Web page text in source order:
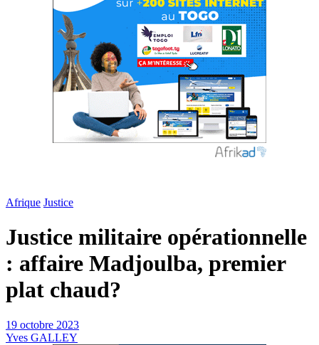
Afrique Justice
Justice militaire opérationnelle
: affaire Madjoulba, premier
plat chaud?
19 octobre 2023
Yves GALLEY